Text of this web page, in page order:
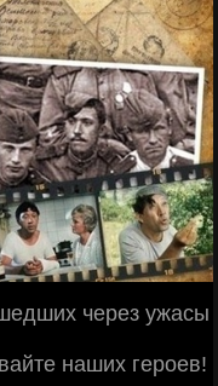
через ужасы
наших героев!